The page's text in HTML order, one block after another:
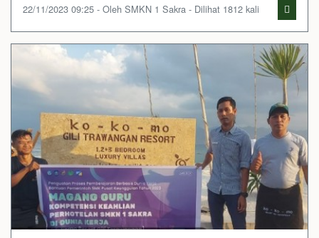
22/11/2023 09:25 - Oleh SMKN 1 Sakra - Dilihat 1812 kali